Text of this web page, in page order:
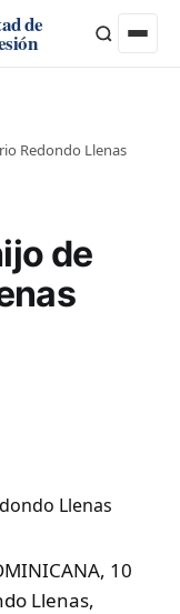
de
Redondo Llenas
de
10
Llenas,